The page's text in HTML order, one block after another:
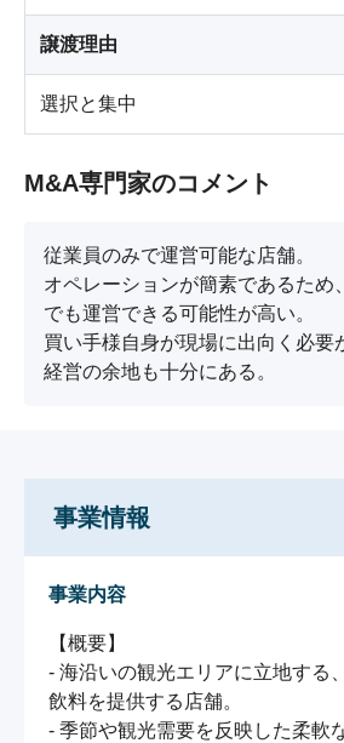
譲渡理由
選択と集中
M&A専門家のコメント
従業員のみで運営可能な店舗。
オペレーションが簡素であるため
でも運営できる可能性が高い。
買い手様自身が現場に出向く必要
経営の余地も十分にある。
事業情報
事業内容
【概要】
- 海沿いの観光エリアに立地する
飲料を提供する店舗。
- 季節や観光需要を反映した柔軟